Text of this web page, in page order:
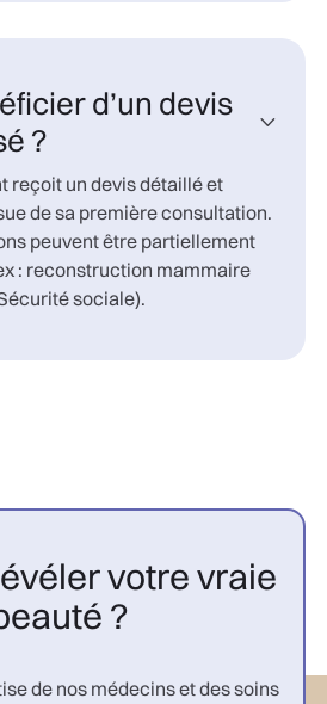
d’un devis
?

reçoit un devis détaillé et
de sa première consultation.
peuvent être partiellement
: reconstruction mammaire
sociale).
votre vraie
?
de nos médecins et des soins